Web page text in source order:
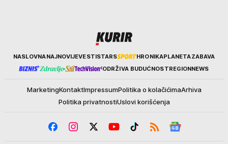
KurirNASLOVNANAJNOVIJEVESTISTARS HRONIKAPLANETAZABAVA
ODRŽIVA BUDUĆNOSTREGIONNEWS
MarketingKontaktImpressumPolitika o kolačićimaArhiva
Politika privatnostiUslovi korišćenja